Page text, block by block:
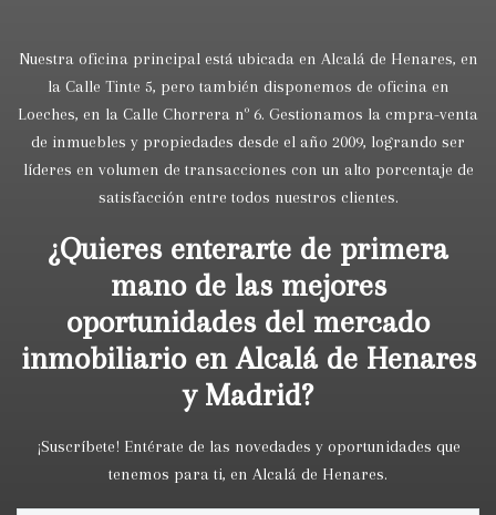
Nuestra oficina principal está ubicada en Alcalá de Henares, en
la Calle Tinte 5, pero también disponemos de oficina en
Loeches, en la Calle Chorrera nº 6. Gestionamos la cmpra-venta
de inmuebles y propiedades desde el año 2009, logrando ser
líderes en volumen de transacciones con un alto porcentaje de
satisfacción entre todos nuestros clientes.
¿Quieres enterarte de primera
mano de las mejores
oportunidades del mercado
inmobiliario en Alcalá de Henares
y Madrid?
¡Suscríbete! Entérate de las novedades y oportunidades que
tenemos para ti, en Alcalá de Henares.